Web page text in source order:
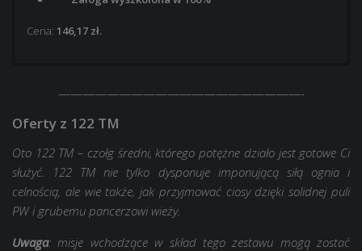
Cena: 146,17 zł.
Somua SM
Miejsce w garażu
Załoga wyszkolona w 100%
Somua SM
Miejsce w garażu
Załoga wyszkolona w 100%
16 000 szt. złota
————————————————————-
Oferty z 122 TM
Oto 122 TM – czołg średni, którego potężne działo jest gotowe Ci
służyć. 122 TM nie tylko dysponuje imponującą siłą ognia i
celnością, ale wie także, jak przyjmować ciosy dzięki solidnej puli
PW i grubemu pancerzowi wieży.
Uwaga: misje wchodzące w skład tego zestawu mogą zostać